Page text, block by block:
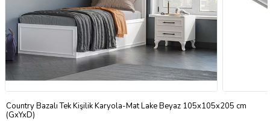
Country Bazalı Tek Kişilik Karyola-Mat Lake Beyaz 105x105x205 cm
(GxYxD)